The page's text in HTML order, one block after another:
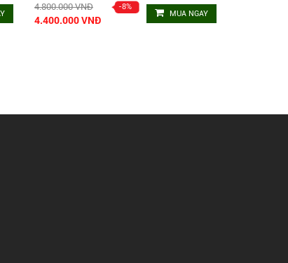
4.800.000 VNĐ
4.400.000 VNĐ MUA NGAY